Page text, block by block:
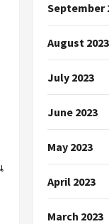
September
August 2023
July 2023
June 2023
May 2023
April 2023
March 2023